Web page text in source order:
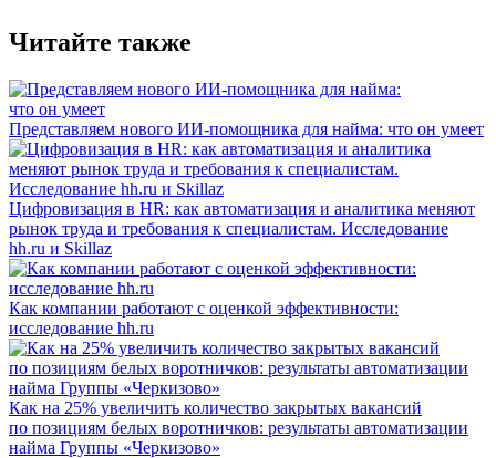
Читайте также
Представляем нового ИИ-помощника для найма: что он умеет
Цифровизация в HR: как автоматизация и аналитика меняют
рынок труда и требования к специалистам. Исследование
hh.ru и Skillaz
Как компании работают с оценкой эффективности:
исследование hh.ru
Как на 25% увеличить количество закрытых вакансий
по позициям белых воротничков: результаты автоматизации
найма Группы «Черкизово»